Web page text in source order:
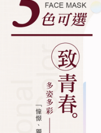
３．未成年的使用者請事先徵得
「AFTEE先享後付」，若未經
任。
４．使用「AFTEE先享後付」
時審查核予不同之上限額度；若
請求用戶進行身份認證。
５．嚴禁一人註冊多個帳號或使
恩沛科技股份有限公司將有權停